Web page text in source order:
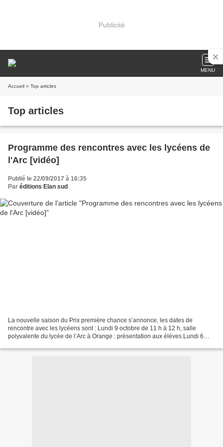
Publicité
MENU
Accueil » Top articles
Top articles
Programme des rencontres avec les lycéens de
l'Arc [vidéo]
Publié le 22/09/2017 à 16:35
Par éditions Elan sud
La nouvelle saison du Prix première chance s’annonce, les dates de
rencontre avec les lycéens sont : Lundi 9 octobre de 11 h à 12 h, salle
polyvalente du lycée de l’Arc à Orange : présentation aux élèves.Lundi 6